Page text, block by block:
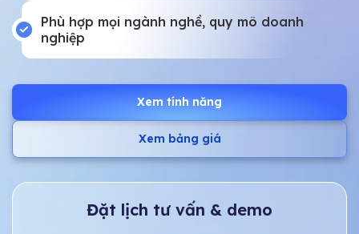
Phù hợp mọi ngành nghề, quy mô doanh
nghiệp
Xem tính năng
Xem bảng giá
Đặt lịch tư vấn & demo